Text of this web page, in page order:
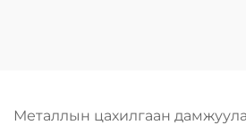
Металлын цахилгаан